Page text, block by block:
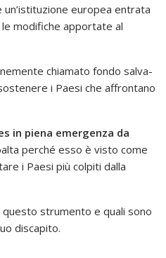
un’istituzione europea entrata
modifiche apportate al
chiamato fondo salva-
i Paesi che affrontano
in piena emergenza da
perché esso è visto come
i Paesi più colpiti dalla
questo strumento e quali sono
discapito.